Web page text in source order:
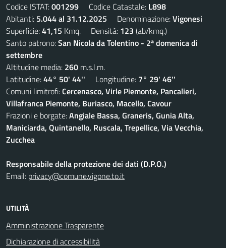
Codice ISTAT:001299 Codice Catastale: L898
Abitanti: 5.044 al 31.12.2025 Denominazione:Vigonesi
Superficie:41,15 Kmq. Densità: 123 (ab/kmq.)
Santo patrono:San Nicola da Tolentino - 2ª domenica di
settembre
Altitudine media: 260 m.s.l.m.
Latitudine:44° 50' 44'' Longitudine: 7° 29' 46''
Comuni limitrofi:Cercenasco, Virle Piemonte, Pancalieri,
Villafranca Piemonte, Buriasco, Macello, Cavour
Frazioni e borgate:Angiale Bassa, Graneris, Gunia Alta,
Maniciarda, Quintanello, Ruscala, Trepellice, Via Vecchia,
Zucchea
Responsabile della protezione dei dati (D.P.O.)
Email: privacy@comune.vigone.to.it
UTILITÀ
Amministrazione Trasparente
Dichiarazione di accessibilità